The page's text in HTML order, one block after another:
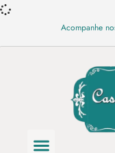
Acompanhe